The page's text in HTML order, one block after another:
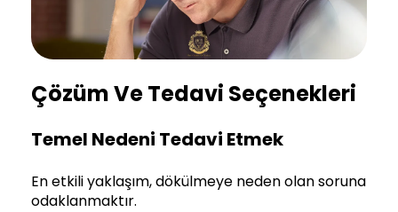
Çözüm Ve Tedavi Seçenekleri
Temel Nedeni Tedavi Etmek
En etkili yaklaşım, dökülmeye neden olan soruna
odaklanmaktır.